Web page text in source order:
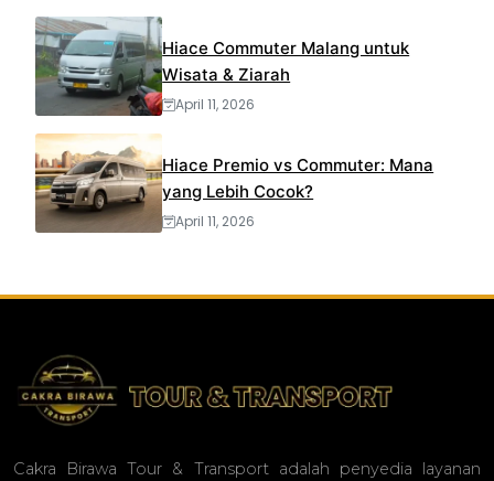
Hiace Commuter Malang untuk
Wisata & Ziarah
April 11, 2026
Hiace Premio vs Commuter: Mana
yang Lebih Cocok?
April 11, 2026
Cakra Birawa Tour & Transport adalah penyedia layanan